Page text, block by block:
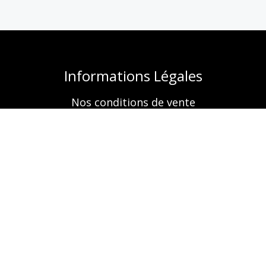
Informations Légales
Nos conditions de vente